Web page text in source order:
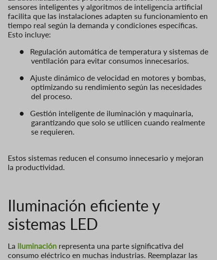
sensores inteligentes y algoritmos de inteligencia artificial
facilita que las instalaciones adapten su funcionamiento en
tiempo real según la demanda y condiciones específicas.
Esto incluye:
●
Regulación automática de temperatura y sistemas de
ventilación para evitar consumos innecesarios.
●
Ajuste dinámico de velocidad en motores y bombas,
optimizando su rendimiento según las necesidades
del proceso.
●
Gestión inteligente de iluminación y maquinaria,
garantizando que solo se utilicen cuando realmente
se requieren.
Estos sistemas reducen el consumo innecesario y mejoran
la productividad.
Iluminación eficiente y
sistemas LED
La iluminación representa una parte significativa del
consumo eléctrico en muchas industrias. Reemplazar las